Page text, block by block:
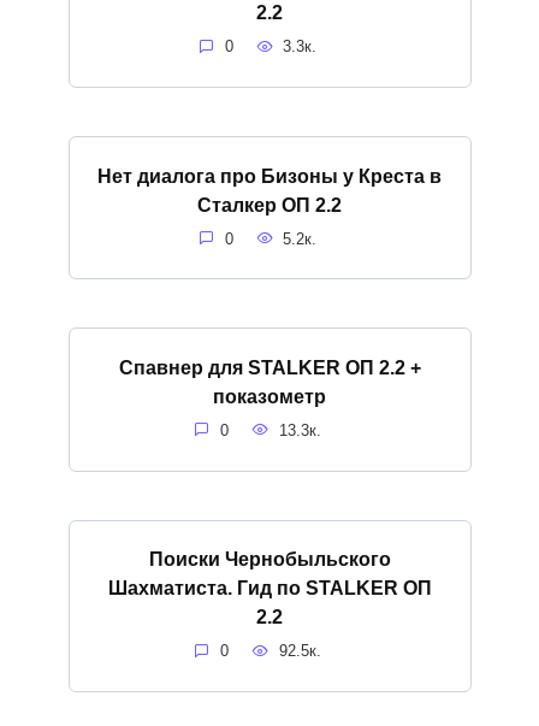
2.2
0 3.3к.
Нет диалога про Бизоны у Креста в
Сталкер ОП 2.2
0 5.2к.
Спавнер для STALKER ОП 2.2 +
показометр
0 13.3к.
Поиски Чернобыльского
Шахматиста. Гид по STALKER ОП
2.2
0 92.5к.